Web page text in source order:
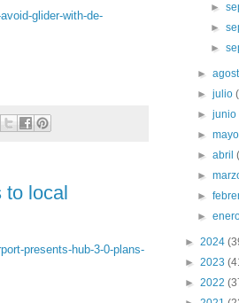
glider-with-de-
to local
presents-hub-3-0-plans-
►
►
►
►
►julio
►junio
►
►abril
►
►
►
► 2024
► 2023
► 2022